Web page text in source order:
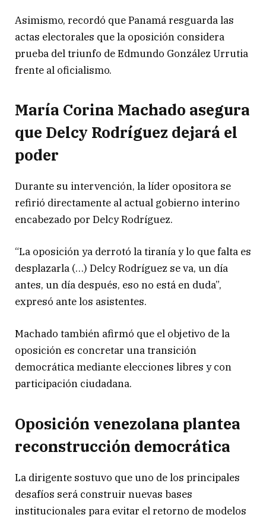
Asimismo, recordó que Panamá resguarda las
actas electorales que la oposición considera
prueba del triunfo de Edmundo González Urrutia
frente al oficialismo.
María Corina Machado asegura
que Delcy Rodríguez dejará el
poder
Durante su intervención, la líder opositora se
refirió directamente al actual gobierno interino
encabezado por Delcy Rodríguez.
“La oposición ya derrotó la tiranía y lo que falta es
desplazarla (…) Delcy Rodríguez se va, un día
antes, un día después, eso no está en duda”,
expresó ante los asistentes.
Machado también afirmó que el objetivo de la
oposición es concretar una transición
democrática mediante elecciones libres y con
participación ciudadana.
Oposición venezolana plantea
reconstrucción democrática
La dirigente sostuvo que uno de los principales
desafíos será construir nuevas bases
institucionales para evitar el retorno de modelos